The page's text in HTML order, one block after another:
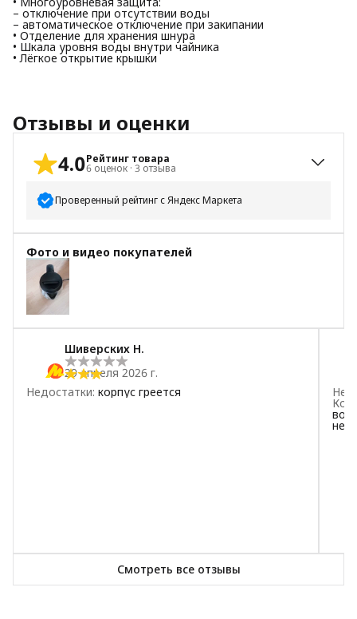
– отключение при отсутствии воды
– автоматическое отключение при закипании
• Отделение для хранения шнура
• Шкала уровня воды внутри чайника
• Лёгкое открытие крышки
Отзывы и оценки
4.0Рейтинг товара
6 оценок · 3 отзыва
Проверенный рейтинг с Яндекс Маркета
5 звёзд
3
4 звезды
звезды
2 звезды
Фото и видео покупателей
Шиверских Н.
29 апреля 2026 г.
Недостатки: корпус греется
нет
Смотреть все отзывы